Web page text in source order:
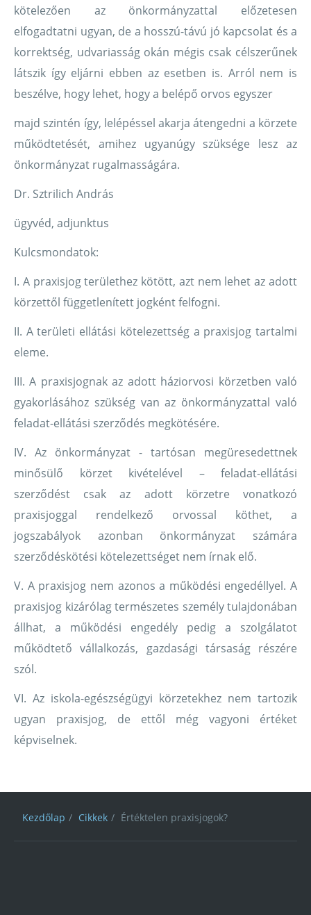
kötelezően az önkormányzattal előzetesen
elfogadtatni ugyan, de a hosszú-távú jó kapcsolat és a
korrektség, udvariasság okán mégis csak célszerűnek
látszik így eljárni ebben az esetben is. Arról nem is
beszélve, hogy lehet, hogy a belépő orvos egyszer
majd szintén így, lelépéssel akarja átengedni a körzete
működtetését, amihez ugyanúgy szüksége lesz az
önkormányzat rugalmasságára.
Dr. Sztrilich András
ügyvéd, adjunktus
Kulcsmondatok:
I. A praxisjog területhez kötött, azt nem lehet az adott
körzettől függetlenített jogként felfogni.
II. A területi ellátási kötelezettség a praxisjog tartalmi
eleme.
III. A praxisjognak az adott háziorvosi körzetben való
gyakorlásához szükség van az önkormányzattal való
feladat-ellátási szerződés megkötésére.
IV. Az önkormányzat - tartósan megüresedettnek
minősülő körzet kivételével – feladat-ellátási
szerződést csak az adott körzetre vonatkozó
praxisjoggal rendelkező orvossal köthet, a
jogszabályok azonban önkormányzat számára
szerződéskötési kötelezettséget nem írnak elő.
V. A praxisjog nem azonos a működési engedéllyel. A
praxisjog kizárólag természetes személy tulajdonában
állhat, a működési engedély pedig a szolgálatot
működtető vállalkozás, gazdasági társaság részére
szól.
VI. Az iskola-egészségügyi körzetekhez nem tartozik
ugyan praxisjog, de ettől még vagyoni értéket
képviselnek.
Kezdőlap Cikkek Értéktelen praxisjogok?